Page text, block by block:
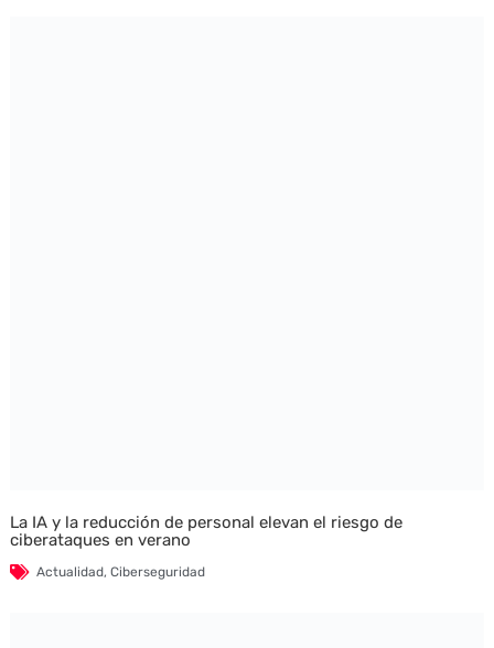
La IA y la reducción de personal elevan el riesgo de
ciberataques en verano
Actualidad, Ciberseguridad